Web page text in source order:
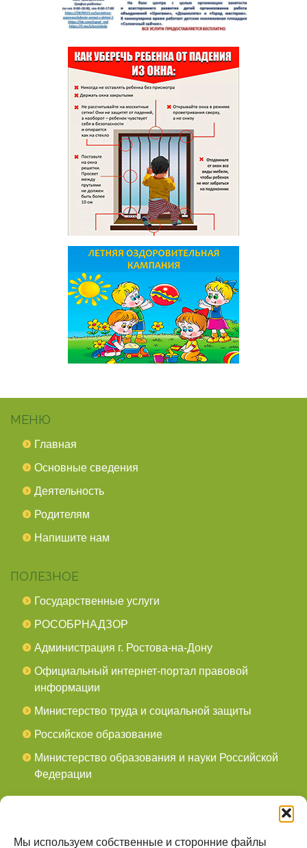
Мы используем собственные и сторонние файлы
МЕНЮ
Главная
Основные сведения
Деятельность
Родителям
Напишите нам
ПОЛЕЗНОЕ
Государственные услуги
РОСОБРНАДЗОР
Администрация г. Ростова-на-Дону
Официальный интернет-портал правовой
информации
Министерство труда и социальной защиты
Российское образование
Министерство образования и науки Российской
Федерации